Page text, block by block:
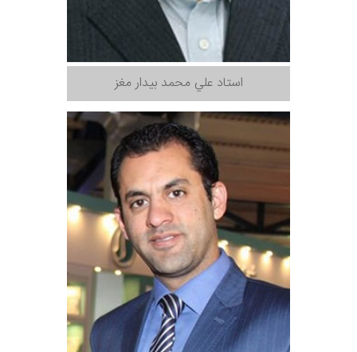
استاد علي محمد بيدار مغز